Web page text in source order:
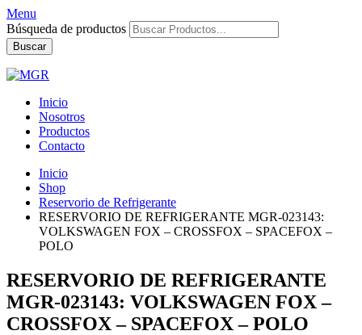
Menu
Búsqueda de productos
Buscar
Inicio
Nosotros
Productos
Contacto
Inicio
Shop
Reservorio de Refrigerante
RESERVORIO DE REFRIGERANTE MGR-023143:
VOLKSWAGEN FOX – CROSSFOX – SPACEFOX –
POLO
RESERVORIO DE REFRIGERANTE
MGR-023143: VOLKSWAGEN FOX –
CROSSFOX – SPACEFOX – POLO